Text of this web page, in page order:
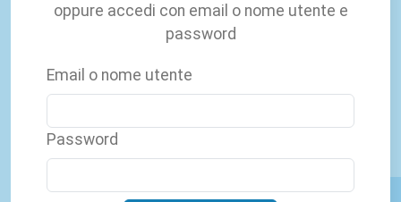
oppure accedi con email o nome utente e
password
Email o nome utente
Password